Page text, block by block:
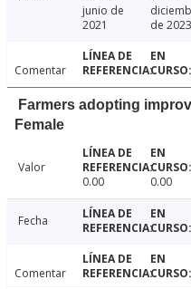
junio de
2021
de 2023
Comentar
Farmers adopting
Female
Valor
0.00
0.00
Fecha
Comentar